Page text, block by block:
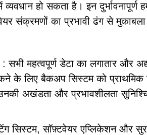
व्यवधान हो सकता है। इन
संक्रमणों का प्रभावी ढंग से
: सभी महत्वपूर्ण डेटा का लगातार और
के लिए बैकअप सिस्टम को प्राथमिक
अखंडता और प्रभावशीलता
सिस्टम, सॉफ़्टवेयर एप्लिकेशन और